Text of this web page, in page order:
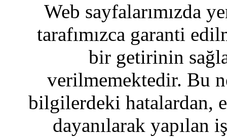
Web sayfalarımızda
tarafımızca garanti
bir getirinin
verilmemektedir. Bu
bilgilerdeki hatalardan,
dayanılarak yapılan